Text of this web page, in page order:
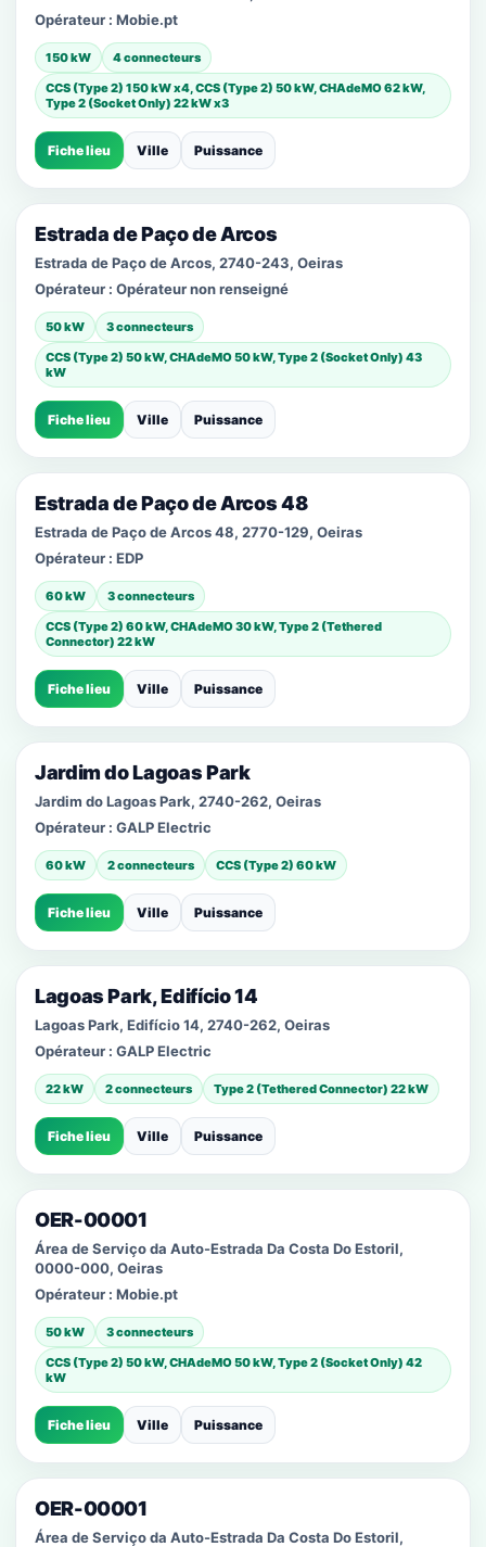
Opérateur : Mobie.pt
150 kW
4 connecteurs
CCS (Type 2) 150 kW x4, CCS (Type 2) 50 kW, CHAdeMO 62 kW,
Type 2 (Socket Only) 22 kW x3
Fiche lieu Ville Puissance
Estrada de Paço de Arcos
Estrada de Paço de Arcos, 2740-243, Oeiras
Opérateur : Opérateur non renseigné
50 kW
3 connecteurs
CCS (Type 2) 50 kW, CHAdeMO 50 kW, Type 2 (Socket Only) 43
kW
Fiche lieu Ville Puissance
Estrada de Paço de Arcos 48
Estrada de Paço de Arcos 48, 2770-129, Oeiras
Opérateur : EDP
60 kW
3 connecteurs
CCS (Type 2) 60 kW, CHAdeMO 30 kW, Type 2 (Tethered
Connector) 22 kW
Fiche lieu Ville Puissance
Jardim do Lagoas Park
Jardim do Lagoas Park, 2740-262, Oeiras
Opérateur : GALP Electric
60 kW 2 connecteurs CCS (Type 2) 60 kW
Fiche lieu Ville Puissance
Lagoas Park, Edifício 14
Lagoas Park, Edifício 14, 2740-262, Oeiras
Opérateur : GALP Electric
22 kW 2 connecteurs Type 2 (Tethered Connector) 22 kW
Fiche lieu Ville Puissance
OER-00001
Área de Serviço da Auto-Estrada Da Costa Do Estoril,
0000-000, Oeiras
Opérateur : Mobie.pt
50 kW
3 connecteurs
CCS (Type 2) 50 kW, CHAdeMO 50 kW, Type 2 (Socket Only) 42
kW
Fiche lieu Ville Puissance
OER-00001
Área de Serviço da Auto-Estrada Da Costa Do Estoril,